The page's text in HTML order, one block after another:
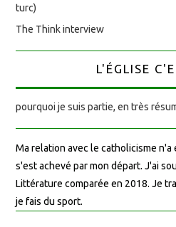
turc)
The Think interview
L'ÉGLISE
pourquoi je suis partie, en très
Ma relation avec le catholicisme
s'est achevé par mon départ. J'ai
Littérature comparée en 2018. Je
je fais du sport.